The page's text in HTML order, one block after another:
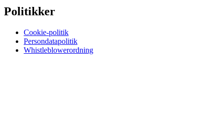
Politikker
Cookie-politik
Persondatapolitik
Whistleblowerordning